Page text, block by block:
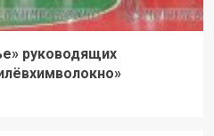
руководящих